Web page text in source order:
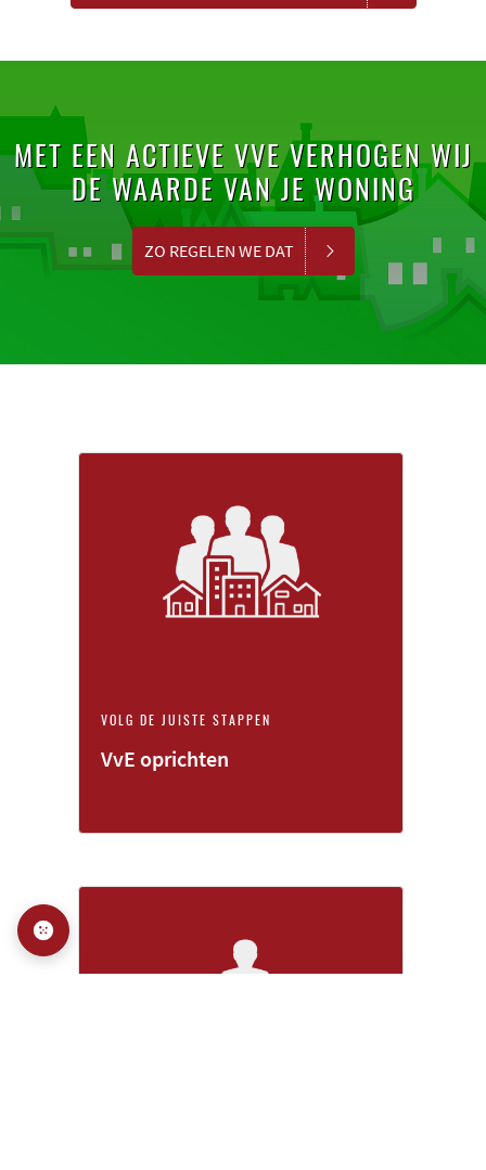
MET EEN ACTIEVE VVE VERHOGEN WIJ
DE WAARDE VAN JE WONING
ZO REGELEN WE DAT
VOLG DE JUISTE STAPPEN
VvE oprichten